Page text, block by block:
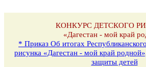
КОНКУРС ДЕТСКОГО
«Дагестан - мой край
* Приказ Об итогах
рисунка «Дагестан - мой край
защиты детей